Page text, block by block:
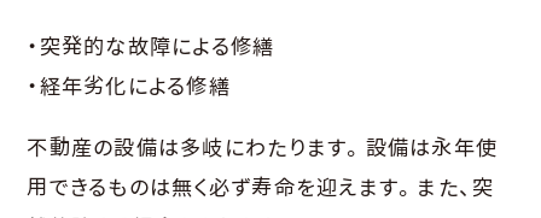
・突発的な故障による修繕
・経年劣化による修繕
不動産の設備は多岐にわたります。設備は永年使
用できるものは無く必ず寿命を迎えます。また、突